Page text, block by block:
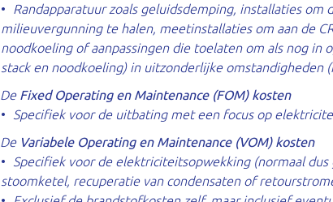
Randapparatuur zoals geluidsdemping, installaties om
milieuvergunning te halen, meetinstallaties om aan de
noodkoeling of aanpassingen die toelaten om als nog in
stack en noodkoeling) in uitzonderlijke omstandigheden
De Fixed Operating en Maintenance (FOM) kosten
Specifiek voor de uitbating met een focus op
De Variabele Operating en Maintenance (VOM) kosten
Specifiek voor de elektriciteitsopwekking (normaal
stoomketel, recuperatie van condensaten of